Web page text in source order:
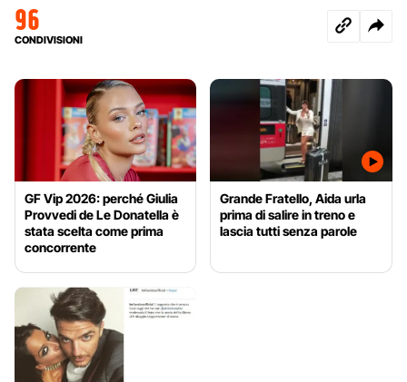
96
CONDIVISIONI
GF Vip 2026: perché Giulia
Provvedi de Le Donatella è
stata scelta come prima
concorrente
Grande Fratello, Aida urla
prima di salire in treno e
lascia tutti senza parole